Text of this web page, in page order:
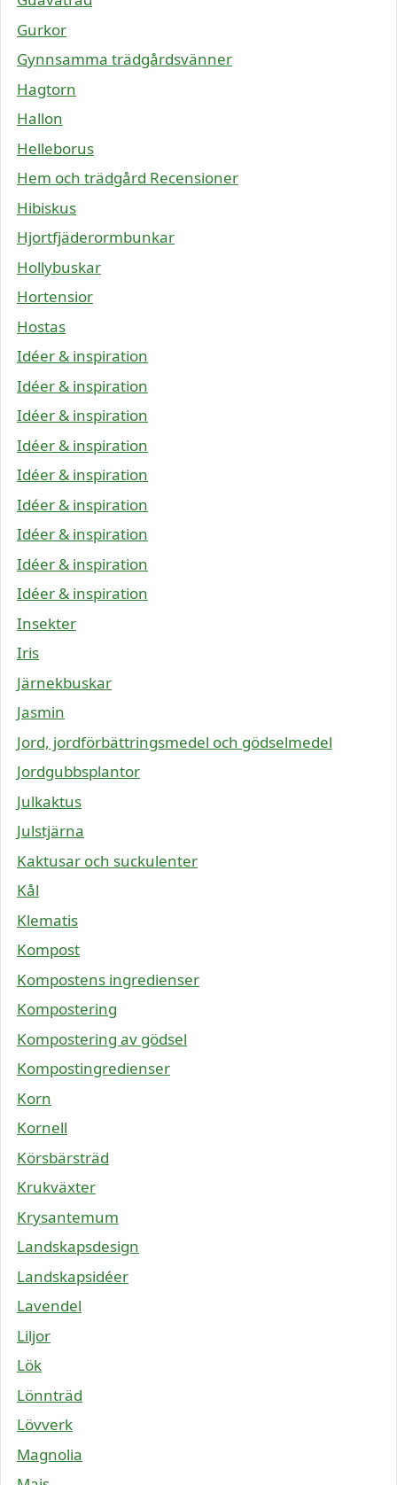
Gurkor
Gynnsamma trädgårdsvänner
Hagtorn
Hallon
Helleborus
Hem och trädgård Recensioner
Hibiskus
Hjortfjäderormbunkar
Hollybuskar
Hortensior
Hostas
Idéer & inspiration
Idéer & inspiration
Idéer & inspiration
Idéer & inspiration
Idéer & inspiration
Idéer & inspiration
Idéer & inspiration
Idéer & inspiration
Idéer & inspiration
Insekter
Iris
Järnekbuskar
Jasmin
Jord, jordförbättringsmedel och gödselmedel
Jordgubbsplantor
Julkaktus
Julstjärna
Kaktusar och suckulenter
Kål
Klematis
Kompost
Kompostens ingredienser
Kompostering
Kompostering av gödsel
Kompostingredienser
Korn
Kornell
Körsbärsträd
Krukväxter
Krysantemum
Landskapsdesign
Landskapsidéer
Lavendel
Liljor
Lök
Lönnträd
Lövverk
Magnolia